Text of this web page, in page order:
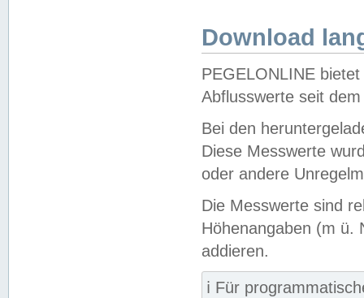
Download
PEGELONLINE
Abflusswerte seit
Bei den
Diese Messwerte
oder andere
Die Messwerte sind
Höhenangaben (m ü.
addieren.
ℹ️ Für